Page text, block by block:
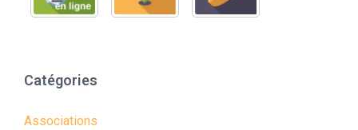
Catégories
Associations